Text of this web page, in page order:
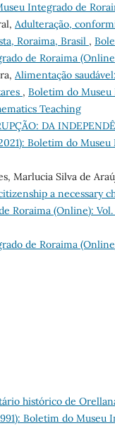
Integrado de
Adulteração,
Roraima, Brasil ,
de Roraima
Alimentação
, Boletim do
Teaching
DA
Boletim do
Marlucia Silva de
a necessary
Roraima (Online): Vol.
de Roraima
histórico de
Boletim do Museu